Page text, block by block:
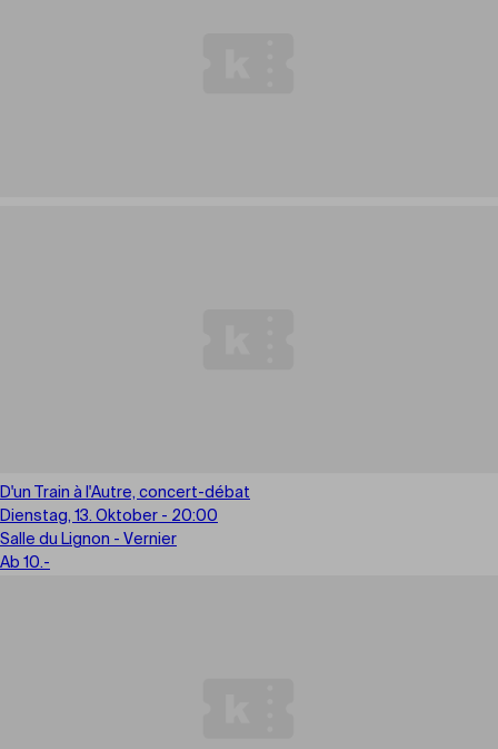
D'un Train à l'Autre, concert-débat
Dienstag, 13. Oktober - 20:00
Salle du Lignon - Vernier
Ab 10.-